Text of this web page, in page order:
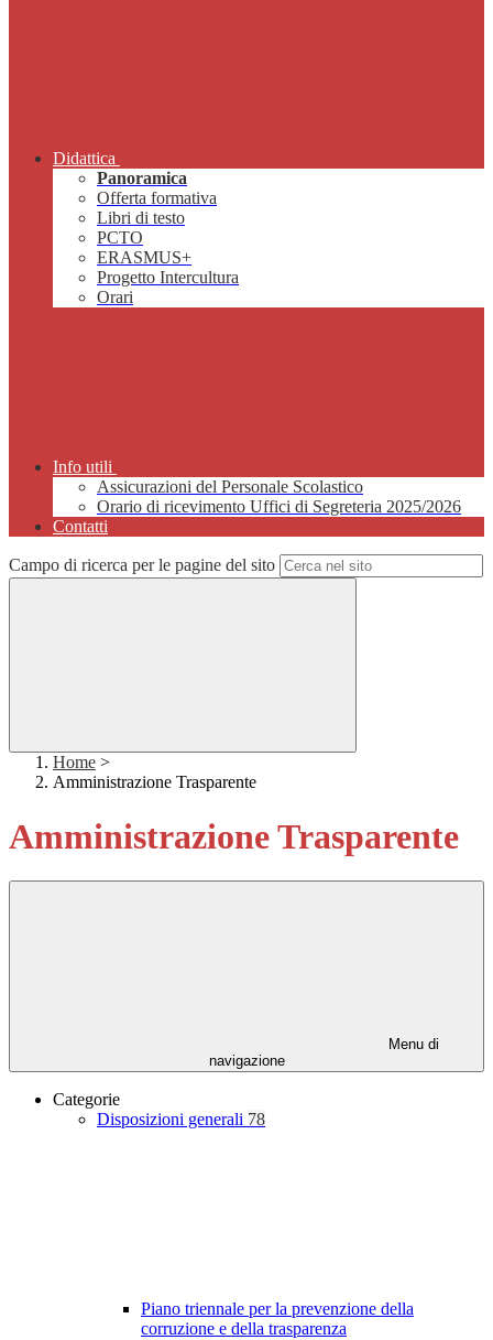
Didattica
Panoramica
Offerta formativa
Libri di testo
PCTO
ERASMUS+
Progetto Intercultura
Orari
Info utili
Assicurazioni del Personale Scolastico
Orario di ricevimento Uffici di Segreteria 2025/2026
Contatti
Campo di ricerca per le pagine del sito
Home >
Amministrazione Trasparente
Amministrazione Trasparente
Menu di
navigazione
Categorie
Disposizioni generali 78
Piano triennale per la prevenzione della
corruzione e della trasparenza